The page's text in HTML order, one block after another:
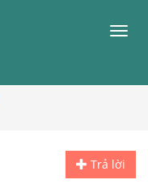
Trả lời